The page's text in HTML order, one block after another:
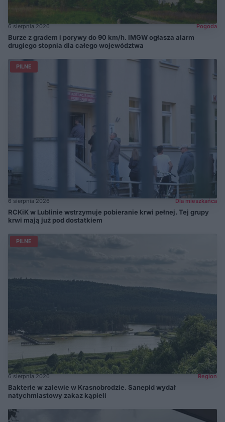
6 sierpnia 2026 Pogoda
Burze z gradem i porywy do 90 km/h. IMGW ogłasza alarm
drugiego stopnia dla całego województwa
PILNE
6 sierpnia 2026 Dla mieszkańca
RCKiK w Lublinie wstrzymuje pobieranie krwi pełnej. Tej grupy
krwi mają już pod dostatkiem
PILNE
6 sierpnia 2026 Region
Bakterie w zalewie w Krasnobrodzie. Sanepid wydał
natychmiastowy zakaz kąpieli